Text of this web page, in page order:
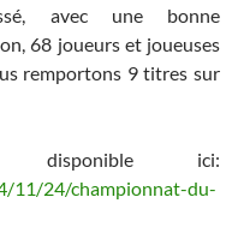
avec une bonne
68 joueurs et joueuses
remportons 9 titres sur
disponible ici:
11/24/championnat-du-